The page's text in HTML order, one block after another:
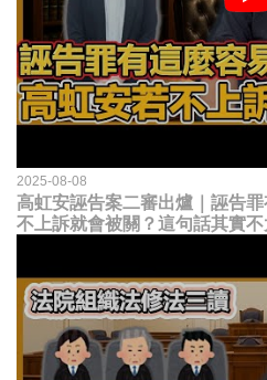
2025-08-08
高虹安誣告案二審出爐｜誣告
不上訴就會被關？這句話其實不